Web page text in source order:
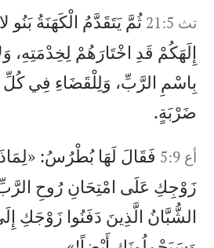
تث 21:5
ثُمَّ يَتَقَدَّمُ الْكَهَنَةُ بَنُو
إِلَهَكُمْ قَدِ اخْتَارَهُمْ لِخِدْمَتِهِ،
بِاسْمِ الرَّبِّ، وَلِلْقَضَاءِ فِي
ضَرْبَةٍ.
أع 5:9
فَقَالَ لَهَا بُطْرُسُ:
زَوْجِكِ عَلَى امْتِحَانِ رُوحِ
الشُّبَّانُ الَّذِينَ دَفَنُوا زَوْجَكِ